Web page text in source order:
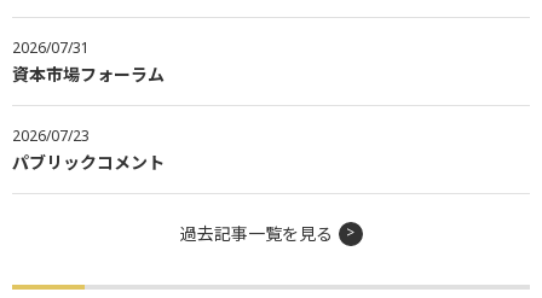
2026/07/31
資本市場フォーラム
2026/07/23
パブリックコメント
過去記事一覧を見る